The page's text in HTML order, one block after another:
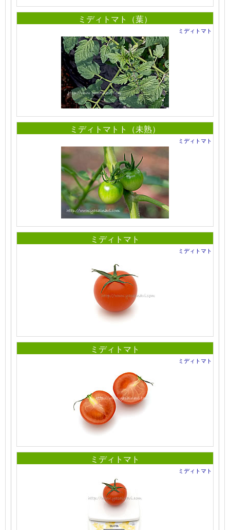
ミディトマト（葉）
ミディトマト
ミディトマトト（未熟）
ミディトマト
ミディトマト
ミディトマト
ミディトマト
ミディトマト
ミディトマト
ミディトマト